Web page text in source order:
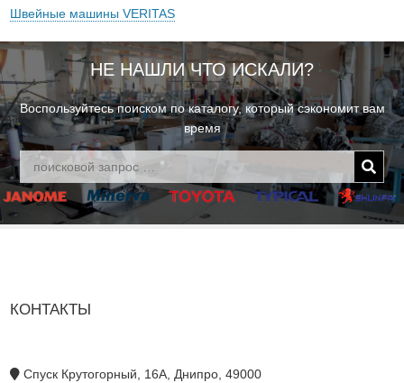
Швейные машины VERITAS
НЕ НАШЛИ ЧТО ИСКАЛИ?
Воспользуйтесь поиском по каталогу, который сэкономит вам
время
КОНТАКТЫ
Спуск Крутогорный, 16А, Днипро, 49000